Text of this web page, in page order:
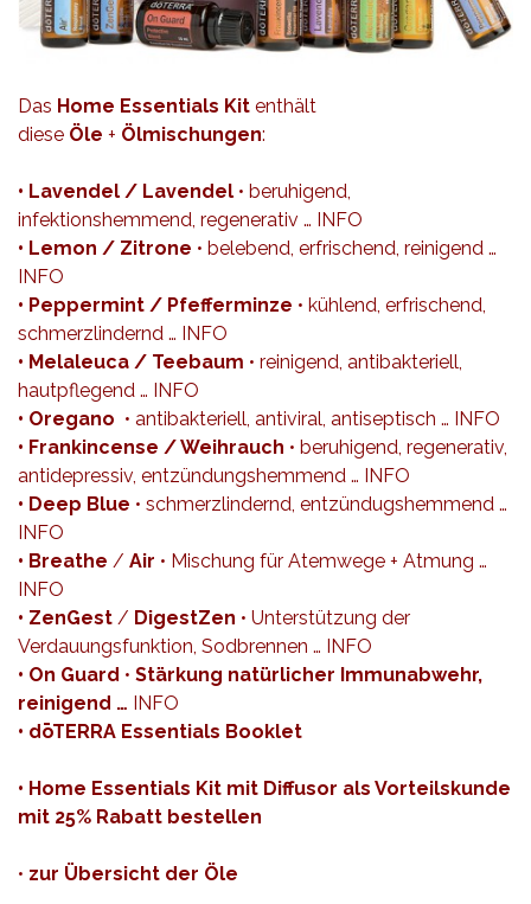
Das Home Essentials Kit enthält
diese Öle + Ölmischungen:
• Lavendel / Lavendel • beruhigend,
infektionshemmend, regenerativ … INFO
• Lemon / Zitrone • belebend, erfrischend, reinigend …
INFO
• Peppermint / Pfefferminze • kühlend, erfrischend,
schmerzlindernd … INFO
• Melaleuca / Teebaum • reinigend, antibakteriell,
hautpflegend … INFO
• Oregano • antibakteriell, antiviral, antiseptisch … INFO
• Frankincense / Weihrauch • beruhigend, regenerativ,
antidepressiv, entzündungshemmend … INFO
• Deep Blue • schmerzlindernd, entzündugshemmend …
INFO
• Breathe / Air • Mischung für Atemwege + Atmung …
INFO
• ZenGest / DigestZen • Unterstützung der
Verdauungsfunktion, Sodbrennen … INFO
• On Guard • Stärkung natürlicher Immunabwehr,
reinigend … INFO
• dōTERRA Essentials Booklet
• Home Essentials Kit mit Diffusor als Vorteilskunde
mit 25% Rabatt bestellen
• zur Übersicht der Öle